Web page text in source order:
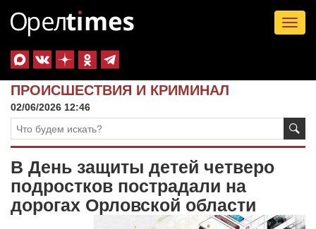
ПРОИСШЕСТВИЯ И КРИМИНАЛ
02/06/2026 12:46
В День защиты детей четверо
подростков пострадали на
дорогах Орловской области